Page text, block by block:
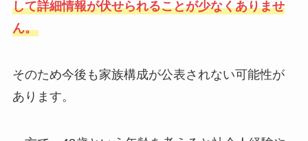
して詳細情報が伏せられることが少なくありませ
ん。
そのため今後も家族構成が公表されない可能性が
あります。